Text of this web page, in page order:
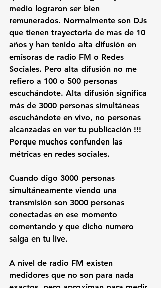
medio lograron ser bien
remunerados. Normalmente son DJs
que tienen trayectoria de mas de 10
años y han tenido alta difusión en
emisoras de radio FM o Redes
Sociales. Pero alta difusión no me
refiero a 100 o 500 personas
escuchándote. Alta difusión significa
más de 3000 personas simultáneas
escuchándote en vivo, no personas
alcanzadas en ver tu publicación !!!
Porque muchos confunden las
métricas en redes sociales.
Cuando digo 3000 personas
simultáneamente viendo una
transmisión son 3000 personas
conectadas en ese momento
comentando y que dicho numero
salga en tu live.
A nivel de radio FM existen
medidores que no son para nada